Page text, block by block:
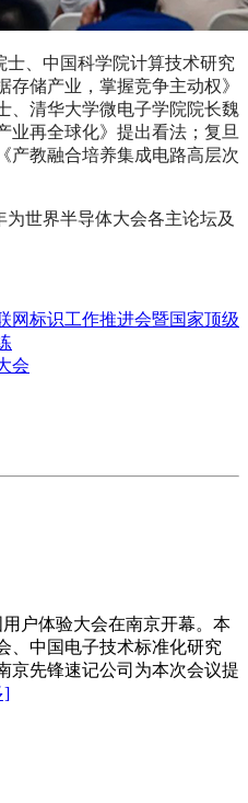
、中国科学院计算技术研究
存储产业，掌握竞争主动权》
、清华大学微电子学院院长魏
业再全球化》提出看法；复旦
产教融合培养集成电路高层次
世界半导体大会各主论坛及
网标识工作推进会暨国家顶级
会
户体验大会在南京开幕。本
、中国电子技术标准化研究
京先锋速记公司为本次会议提
]